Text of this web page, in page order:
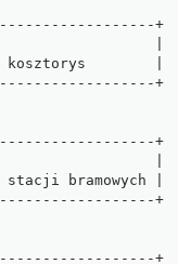
+
|
kosztorys        |
+
+
|
bramowych |
+
+